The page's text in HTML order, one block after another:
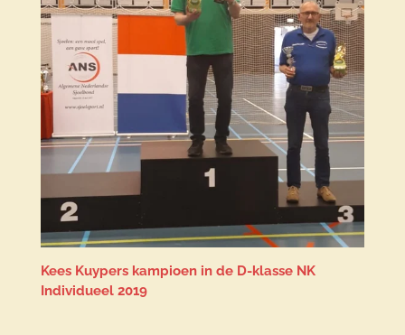
Kees Kuypers kampioen in de D-klasse NK
Individueel 2019